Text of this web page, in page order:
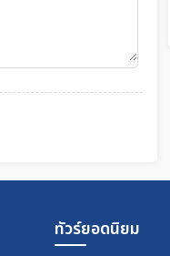
ทัวร์ยอดนิยม